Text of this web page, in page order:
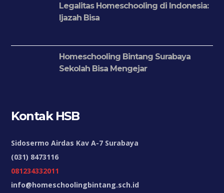
Legalitas Homeschooling di Indonesia:
Ijazah Bisa
Homeschooling Bintang Surabaya
Sekolah Bisa Mengejar
Kontak HSB
Sidosermo Airdas Kav A-7 Surabaya
(031) 8473116
081234332011
info@homeschoolingbintang.sch.id